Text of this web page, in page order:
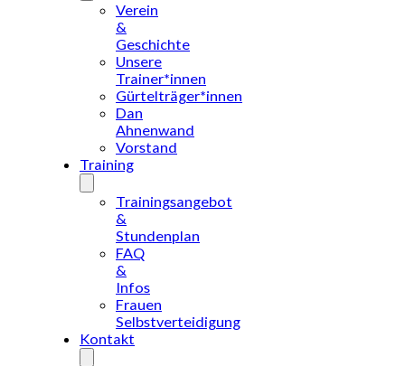
Verein
&
Geschichte
Unsere
Trainer*innen
Gürtelträger*innen
Dan
Ahnenwand
Vorstand
Training
Trainingsangebot
&
Stundenplan
FAQ
&
Infos
Frauen
Selbstverteidigung
Kontakt